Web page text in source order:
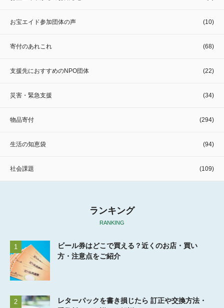
お宝エイド参加団体の声 (10)
寄付のあれこれ (68)
支援先におすすめのNPO団体 (22)
災害・緊急支援 (34)
物品寄付 (294)
生活の知恵袋 (94)
社会課題 (109)
ランキング
RANKING
1
ビール券はどこで買える？近くのお店・買い
方・注意点をご紹介
2
レターパックを書き損じたら 訂正や交換方法・